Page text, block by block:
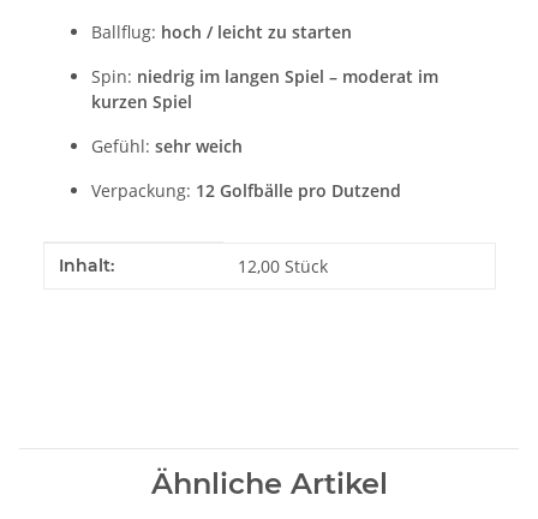
Ballflug: hoch / leicht zu starten
Spin: niedrig im langen Spiel – moderat im
kurzen Spiel
Gefühl: sehr weich
Verpackung: 12 Golfbälle pro Dutzend
Produkteigenschaft
Wert
Inhalt: 12,00 Stück
Ähnliche Artikel